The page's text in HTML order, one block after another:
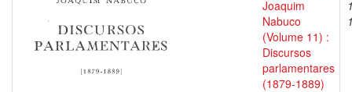
Joaquim
Nabuco
(Volume 11) :
Discursos
parlamentares
(1879-1889)